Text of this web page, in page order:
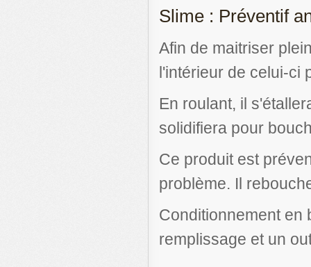
Slime : Préventif
Afin de maitriser
l'intérieur de celui-ci
En roulant, il
solidifiera pour
Ce produit est
problème. Il
Conditionnement en
remplissage et un